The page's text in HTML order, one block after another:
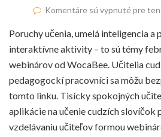
Komentáre sú vypnuté pre
Poruchy učenia, umelá inteligencia
interaktívne aktivity – to sú témy
webinárov od WocaBee. Učitelia
pedagogockí pracovníci sa môžu
tomto linku. Tisícky spokojných
aplikácie na učenie cudzích slovíčok
vzdelávaniu učiteľov formou